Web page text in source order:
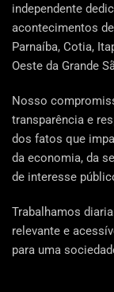
independente
acontecimentos
Parnaíba, Cotia,
Oeste da Grande
Nosso
transparência e
dos fatos que
da economia, da
de interesse
Trabalhamos
relevante e
para uma